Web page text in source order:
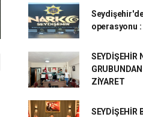
operasyonu
SEYDİŞEHİR
ZİYARET
SEYDİŞEHİR